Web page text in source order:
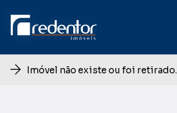
Imóvel não existe ou foi retirado.